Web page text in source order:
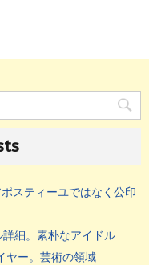
スティーユではなく公印
細。素朴なアイドル
ヤー。芸術の領域